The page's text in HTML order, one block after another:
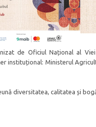
de Oficiul Național al
instituțional: Ministerul
diversitatea, calitatea și